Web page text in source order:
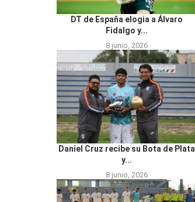
DT de España elogia a Álvaro
Fidalgo y...
8 junio, 2026
Daniel Cruz recibe su Bota de Plata
y...
8 junio, 2026